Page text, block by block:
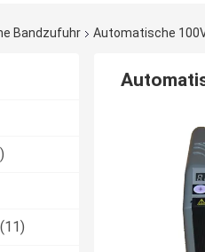
Bandzufuhr Automatische
(11)